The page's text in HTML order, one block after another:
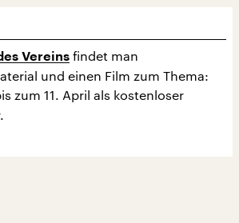
Vereins findet man
und einen Film zum Thema:
zum 11. April als kostenloser